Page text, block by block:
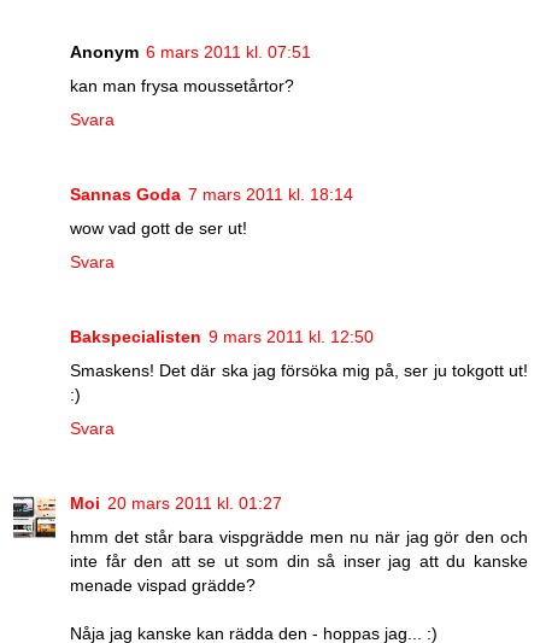
Anonym 6 mars 2011 kl. 07:51
kan man frysa moussetårtor?
Svara
Sannas Goda 7 mars 2011 kl. 18:14
wow vad gott de ser ut!
Svara
Bakspecialisten 9 mars 2011 kl. 12:50
Smaskens! Det där ska jag försöka mig på, ser ju tokgott ut!
:)
Svara
Moi 20 mars 2011 kl. 01:27
hmm det står bara vispgrädde men nu när jag gör den och
inte får den att se ut som din så inser jag att du kanske
menade vispad grädde?
Nåja jag kanske kan rädda den - hoppas jag... :)